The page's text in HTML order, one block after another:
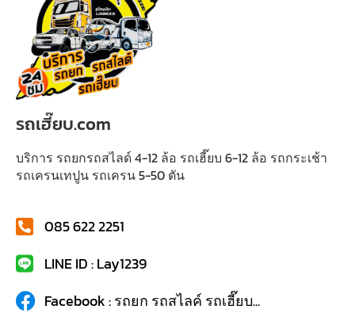
รถเฮี๊ยบ.com
บริการ รถยกรถสไลด์ 4-12 ล้อ รถเฮี๊ยบ 6-12 ล้อ รถกระเช้า
รถเครนเทปูน รถเครน 5-50 ตัน
085 622 2251
LINE ID : Lay1239
Facebook : รถยก รถสไลค์ รถเฮี๊ยบ...